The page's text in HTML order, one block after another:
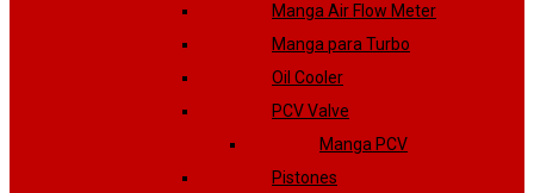
Manga Air Flow Meter
Manga para Turbo
Oil Cooler
PCV Valve
Manga PCV
Pistones